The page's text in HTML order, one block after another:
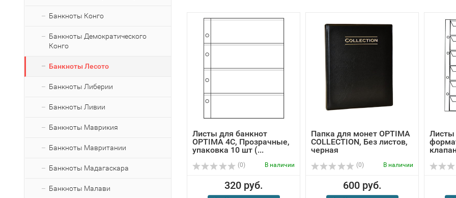
Банкноты Конго
Банкноты Демократического
Конго
Банкноты Лесото
Банкноты Либерии
Банкноты Ливии
Банкноты Маврикия
Банкноты Мавритании
Банкноты Мадагаскара
Банкноты Малави
Листы для банкнот
OPTIMA 4C, Прозрачные,
упаковка 10 шт (...
(0) В наличии
320 руб.
Папка для монет OPTIMA
COLLECTION, Без листов,
черная
(0) В наличии
600 руб.
Листы